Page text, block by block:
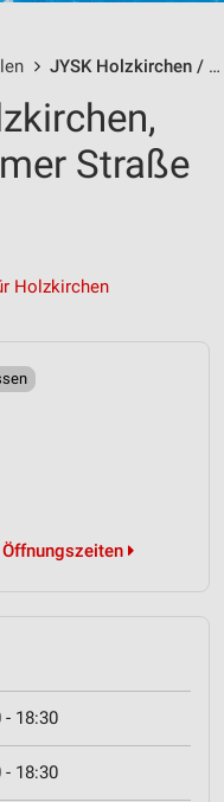
JYSK Holzkirchen / Rosenheimer Straße 16-18 - Öffnungszeiten & Adresse
Straße
Holzkirchen
- 18:30
- 18:30